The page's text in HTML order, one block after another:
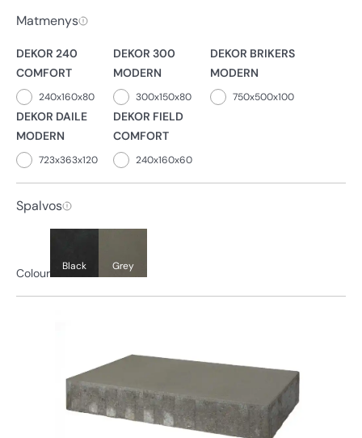
Matmenys
DEKOR 240
COMFORT
240x160x80
DEKOR 300
MODERN
300x150x80
DEKOR BRIKERS
MODERN
750x500x100
DEKOR DAILE
MODERN
723x363x120
DEKOR FIELD
COMFORT
240x160x60
Spalvos
Colour Black Grey